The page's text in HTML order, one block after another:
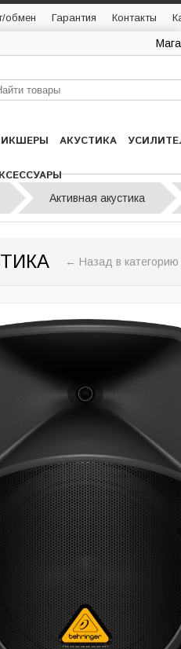
обмен Гарантия Контакты
АКУСТИКА
Активная акустика
← Назад в категорию